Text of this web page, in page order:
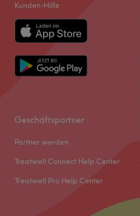
Kunden-Hilfe
Geschäftspartner
Partner werden
Treatwell Connect Help Center
Treatwell Pro Help Center